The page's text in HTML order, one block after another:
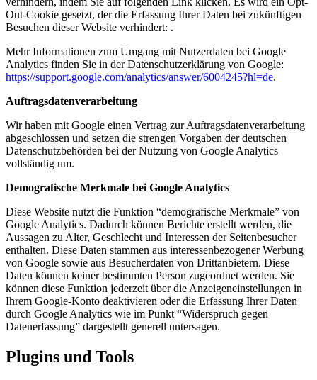
Out-Cookie gesetzt, der die Erfassung Ihrer Daten bei zukünftigen
Besuchen dieser Website verhindert: .
Mehr Informationen zum Umgang mit Nutzerdaten bei Google
Analytics finden Sie in der Datenschutzerklärung von Google:
https://support.google.com/analytics/answer/6004245?hl=de.
Auftragsdatenverarbeitung
Wir haben mit Google einen Vertrag zur Auftragsdatenverarbeitung
abgeschlossen und setzen die strengen Vorgaben der deutschen
Datenschutzbehörden bei der Nutzung von Google Analytics
vollständig um.
Demografische Merkmale bei Google Analytics
Diese Website nutzt die Funktion “demografische Merkmale” von
Google Analytics. Dadurch können Berichte erstellt werden, die
Aussagen zu Alter, Geschlecht und Interessen der Seitenbesucher
enthalten. Diese Daten stammen aus interessenbezogener Werbung
von Google sowie aus Besucherdaten von Drittanbietern. Diese
Daten können keiner bestimmten Person zugeordnet werden. Sie
können diese Funktion jederzeit über die Anzeigeneinstellungen in
Ihrem Google-Konto deaktivieren oder die Erfassung Ihrer Daten
durch Google Analytics wie im Punkt “Widerspruch gegen
Datenerfassung” dargestellt generell untersagen.
Plugins und Tools